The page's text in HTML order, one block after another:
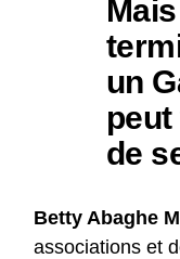
un
de
Betty Abaghe
associations et